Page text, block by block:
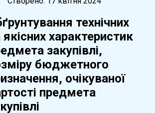
технічних
якісних характеристик
закупівлі,
бюджетного
очікуваної
предмета